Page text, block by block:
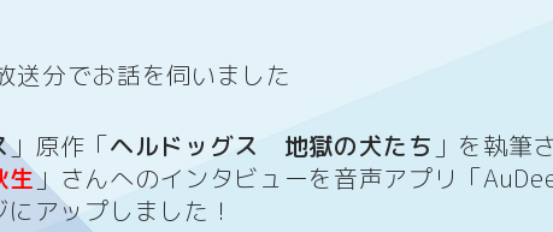
分でお話を伺いました
」原作「ヘルドッグス 地獄の犬たち 」を執筆
生」さんへのインタビューを音声アプリ「
アップしました！